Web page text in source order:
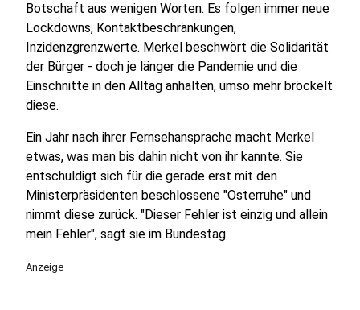
Botschaft aus wenigen Worten. Es folgen immer neue
Lockdowns, Kontaktbeschränkungen,
Inzidenzgrenzwerte. Merkel beschwört die Solidarität
der Bürger - doch je länger die Pandemie und die
Einschnitte in den Alltag anhalten, umso mehr bröckelt
diese.
Ein Jahr nach ihrer Fernsehansprache macht Merkel
etwas, was man bis dahin nicht von ihr kannte. Sie
entschuldigt sich für die gerade erst mit den
Ministerpräsidenten beschlossene "Osterruhe" und
nimmt diese zurück. "Dieser Fehler ist einzig und allein
mein Fehler", sagt sie im Bundestag.
Anzeige